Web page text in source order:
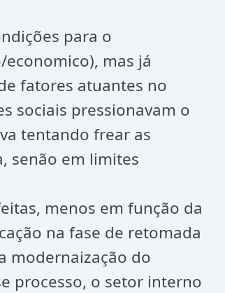
para o
mas já
fatores atuantes no
sociais pressionavam o
tentando frear as
senão em limites
menos em função da
na fase de retomada
modernaização do
processo, o setor interno